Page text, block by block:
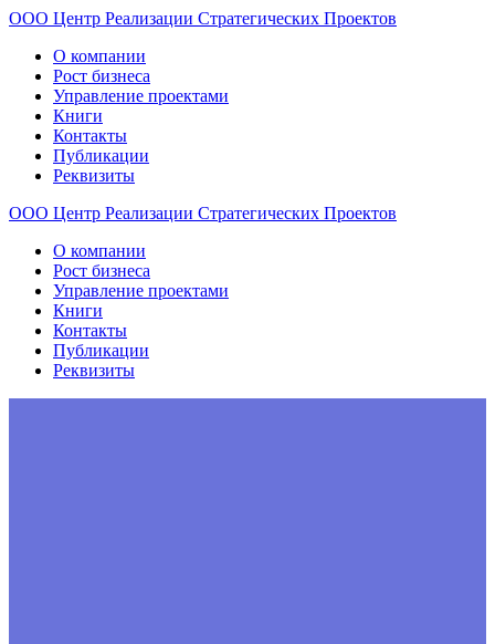
ООО Центр Реализации Стратегических Проектов
О компании
Рост бизнеса
Управление проектами
Книги
Контакты
Публикации
Реквизиты
ООО Центр Реализации Стратегических Проектов
О компании
Рост бизнеса
Управление проектами
Книги
Контакты
Публикации
Реквизиты